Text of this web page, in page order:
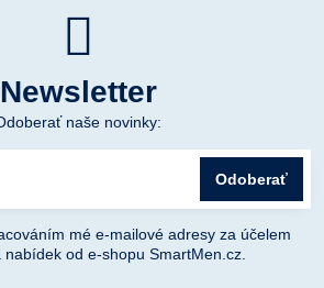
Newsletter
naše novinky:
Odoberať
mé e-mailové adresy za účelem
od e-shopu SmartMen.cz.